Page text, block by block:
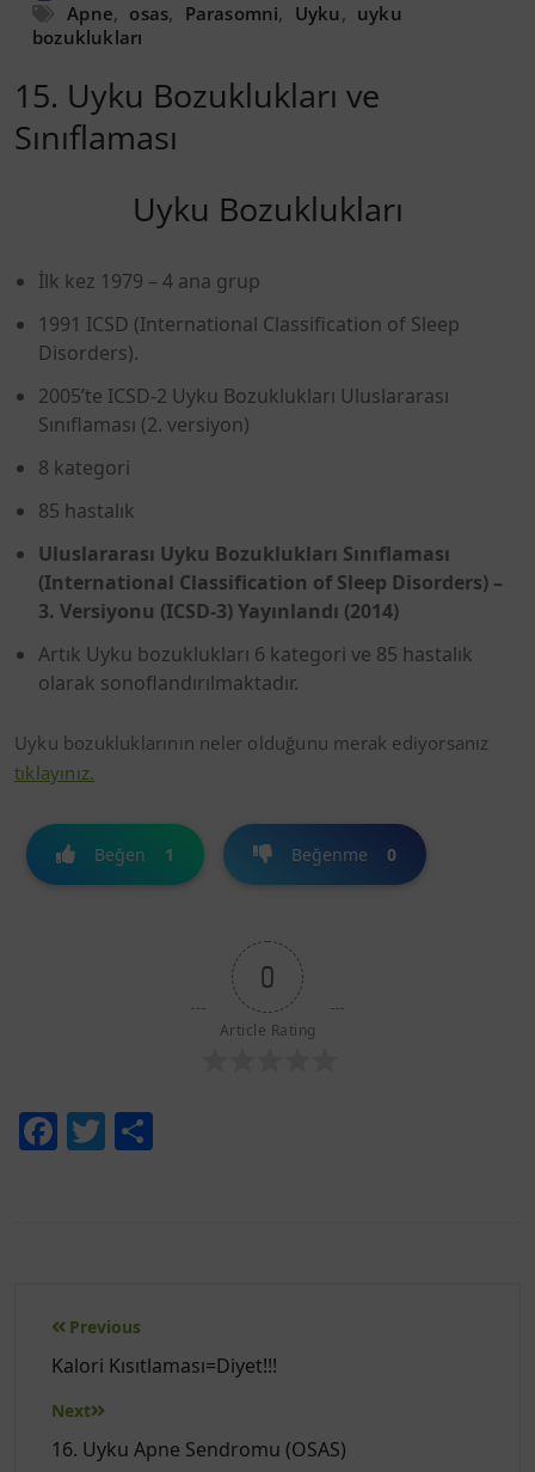
Apne, osas, Parasomni, Uyku , uyku
bozuklukları
15. Uyku Bozuklukları ve
Sınıflaması
Uyku Bozuklukları
İlk kez 1979 – 4 ana grup
1991 ICSD (International Classification of Sleep
Disorders).
2005’te ICSD-2 Uyku Bozuklukları Uluslararası
Sınıflaması (2. versiyon)
8 kategori
85 hastalık
Uluslararası Uyku Bozuklukları Sınıflaması
(International Classification ofSleep Disorders) –
3. Versiyonu (ICSD-3) Yayınlandı (2014)
Artık Uyku bozuklukları 6 kategori ve 85 hastalık
olarak sonoflandırılmaktadır.
Uyku bozukluklarının neler olduğunu merak ediyorsanız
tıklayınız.
Beğen 1 Beğenme 0
0
Article Rating
Facebook
Twitter
Yazı
gezinmesi
Previous
Kalori Kısıtlaması=Diyet!!!
Next
16. Uyku Apne Sendromu (OSAS)